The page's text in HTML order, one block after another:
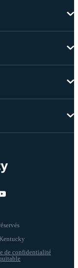
de confidentialité